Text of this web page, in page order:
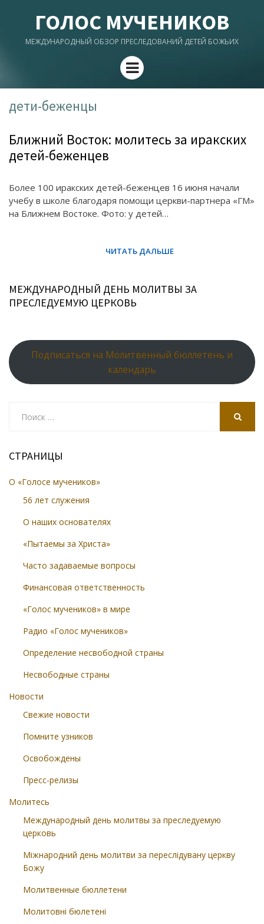
ГОЛОС МУЧЕНИКОВ
МЕЖДУНАРОДНЫЙ ОБЗОР ПРЕСЛЕДОВАНИЙ ДЕТЕЙ БОЖЬИХ
Menu
дети-беженцы
Ближний Восток: молитесь за иракских
детей-беженцев
Более 100 иракских детей-беженцев 16 июня начали
учебу в школе благодаря помощи церкви-партнера «ГМ»
на Ближнем Востоке. Фото: у детей…
МЕЖДУНАРОДНЫЙ ДЕНЬ МОЛИТВЫ ЗА
ПРЕСЛЕДУЕМУЮ ЦЕРКОВЬ
Подписаться на Молитвенный бюллетень и
календарь
СТРАНИЦЫ
О «Голосе мучеников»
56 лет служения
О наших основателях
«Пытаемы за Христа»
Часто задаваемые вопросы
Финансовая ответственность
«Голос мучеников» в мире
Радио «Голос мучеников»
Определение несвободной страны
Несвободные страны
Новости
Свежие новости
Помните узников
Освобождены
Пресс-релизы
Молитесь
Международный день молитвы за преследуемую
церковь
Міжнародний день молитви за переслідувану церкву
Божу
Молитвенные бюллетени
Молитовні бюлетені